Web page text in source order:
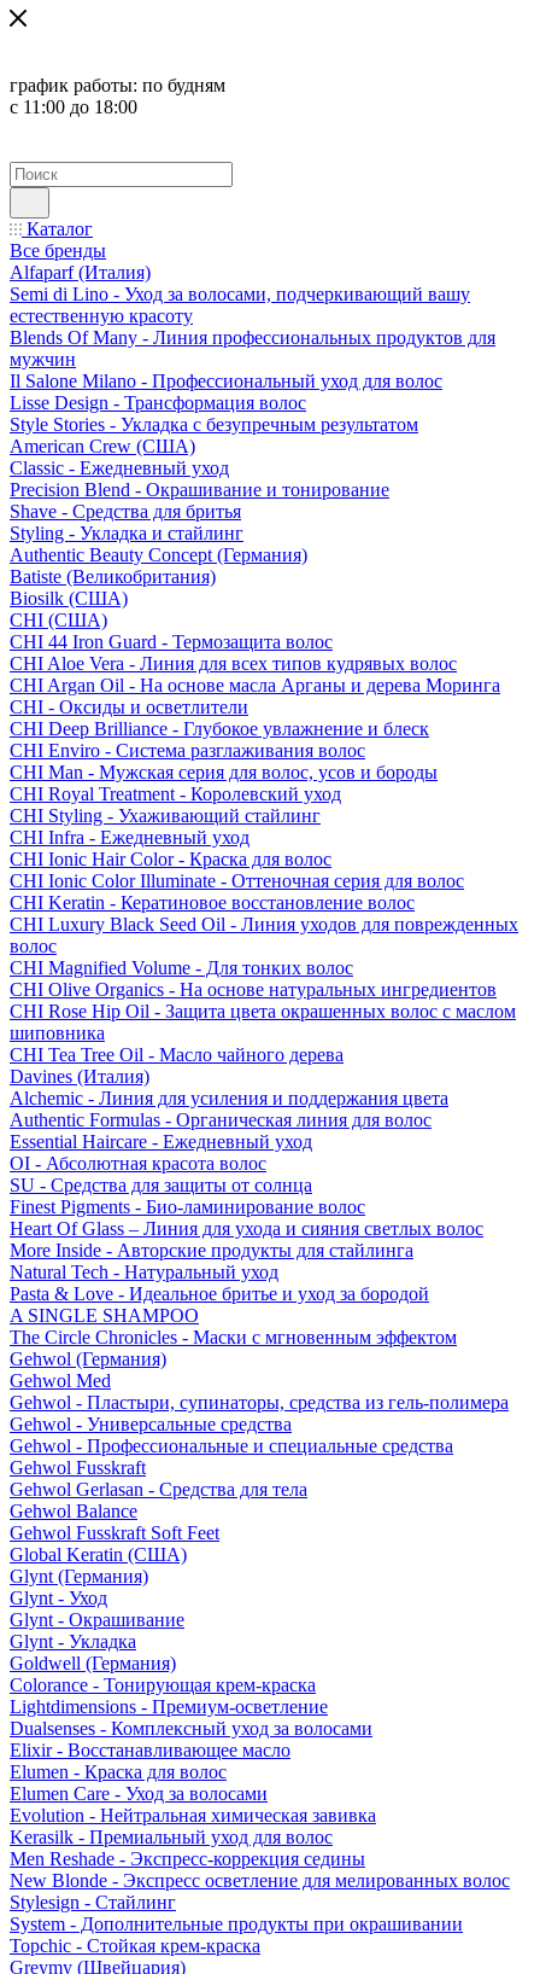
график работы: по будням
с 11:00 до 18:00
Каталог
Все бренды
Alfaparf (Италия)
Semi di Lino - Уход за волосами, подчеркивающий вашу
естественную красоту
Blends Of Many - Линия профессиональных продуктов для
мужчин
Il Salone Milano - Профессиональный уход для волос
Lisse Design - Трансформация волос
Style Stories - Укладка с безупречным результатом
American Crew (США)
Classic - Ежедневный уход
Precision Blend - Окрашивание и тонирование
Shave - Средства для бритья
Styling - Укладка и стайлинг
Authentic Beauty Concept (Германия)
Batiste (Великобритания)
Biosilk (США)
CHI (США)
CHI 44 Iron Guard - Термозащита волос
CHI Aloe Vera - Линия для всех типов кудрявых волос
CHI Argan Oil - На основе масла Арганы и дерева Моринга
CHI - Оксиды и осветлители
CHI Deep Brilliance - Глубокое увлажнение и блеск
CHI Enviro - Система разглаживания волос
CHI Man - Мужская серия для волос, усов и бороды
CHI Royal Treatment - Королевский уход
CHI Styling - Ухаживающий стайлинг
CHI Infra - Ежедневный уход
CHI Ionic Hair Color - Краска для волос
CHI Ionic Color Illuminate - Оттеночная серия для волос
CHI Keratin - Кератиновое восстановление волос
CHI Luxury Black Seed Oil - Линия уходов для поврежденных
волос
CHI Magnified Volume - Для тонких волос
CHI Olive Organics - На основе натуральных ингредиентов
CHI Rose Hip Oil - Защита цвета окрашенных волос с маслом
шиповника
CHI Tea Tree Oil - Масло чайного дерева
Davines (Италия)
Alchemic - Линия для усиления и поддержания цвета
Authentic Formulas - Органическая линия для волос
Essential Haircare - Eжедневный уход
OI - Абсолютная красота волос
SU - Средства для защиты от солнца
Finest Pigments - Био-ламинирование волос
Heart Of Glass – Линия для ухода и сияния светлых волос
More Inside - Авторские продукты для стайлинга
Natural Tech - Натуральный уход
Pasta & Love - Идеальное бритье и уход за бородой
A SINGLE SHAMPOO
The Circle Chronicles - Маски с мгновенным эффектом
Gehwol (Германия)
Gehwol Med
Gehwol - Пластыри, супинаторы, средства из гель-полимера
Gehwol - Универсальные средства
Gehwol - Профессиональные и специальные средства
Gehwol Fusskraft
Gehwol Gerlasan - Средства для тела
Gehwol Balance
Gehwol Fusskraft Soft Feet
Global Keratin (США)
Glynt (Германия)
Glynt - Уход
Glynt - Окрашивание
Glynt - Укладка
Goldwell (Германия)
Colorance - Тонирующая крем-краска
Lightdimensions - Премиум-осветление
Dualsenses - Комплексный уход за волосами
Elixir - Восстанавливающее масло
Elumen - Краска для волос
Elumen Care - Уход за волосами
Evolution - Нейтральная химическая завивка
Kerasilk - Премиальный уход для волос
Men Reshade - Экспресс-коррекция седины
New Blonde - Экспресс осветление для мелированных волос
Stylesign - Стайлинг
System - Дополнительные продукты при окрашивании
Topchic - Стойкая крем-краска
Greymy (Швейцария)